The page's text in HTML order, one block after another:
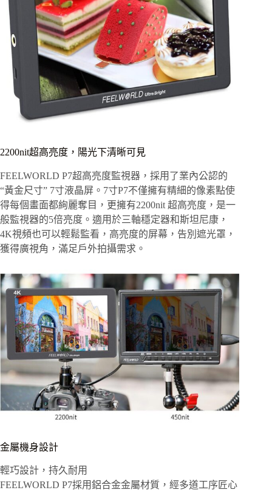
2200nit超高亮度，陽光下清晰可見
FEELWORLD P7超高亮度監視器，採用了業內公認的
“黃金尺寸” 7寸液晶屏。7寸P7不僅擁有精細的像素點使
得每個畫面都絢麗奪目，更擁有2200nit 超高亮度，是一
般監視器的5倍亮度。適用於三軸穩定器和斯坦尼康，
4K視頻也可以輕鬆監看，高亮度的屏幕，告別遮光罩，
獲得廣視角，滿足戶外拍攝需求。
金屬機身設計
輕巧設計，持久耐用
FEELWORLD P7採用鋁合金金屬材質，經多道工序匠心